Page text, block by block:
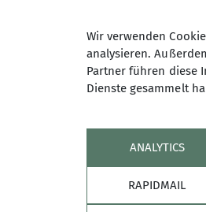
In der folgenden
mehr erfahren
Wir verwenden
analysieren.
Partner führen diese
Dienste gesammelt
ANALYTICS
RAPIDMAIL